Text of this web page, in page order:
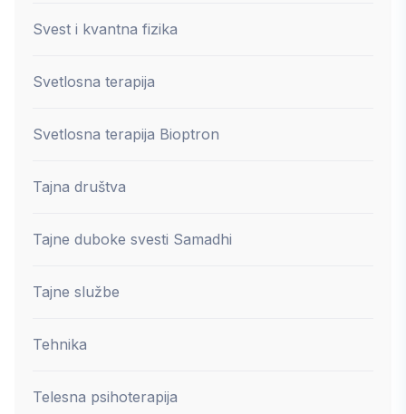
Svest i kvantna fizika
Svetlosna terapija
Svetlosna terapija Bioptron
Tajna društva
Tajne duboke svesti Samadhi
Tajne službe
Tehnika
Telesna psihoterapija